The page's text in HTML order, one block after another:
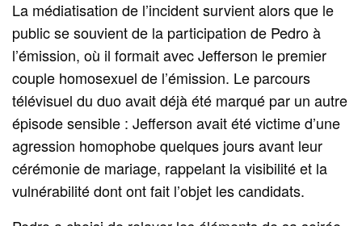
La médiatisation de l’incident survient alors que le
public se souvient de la participation de Pedro à
l’émission, où il formait avec Jefferson le premier
couple homosexuel de l’émission. Le parcours
télévisuel du duo avait déjà été marqué par un autre
épisode sensible : Jefferson avait été victime d’une
agression homophobe quelques jours avant leur
cérémonie de mariage, rappelant la visibilité et la
vulnérabilité dont ont fait l’objet les candidats.